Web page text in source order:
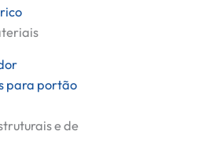
para portão
e de